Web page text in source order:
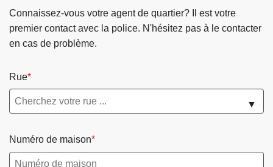
Connaissez-vous votre agent de quartier? Il est votre
premier contact avec la police. N'hésitez pas à le contacter
en cas de problème.
Rue
▼
Numéro de maison